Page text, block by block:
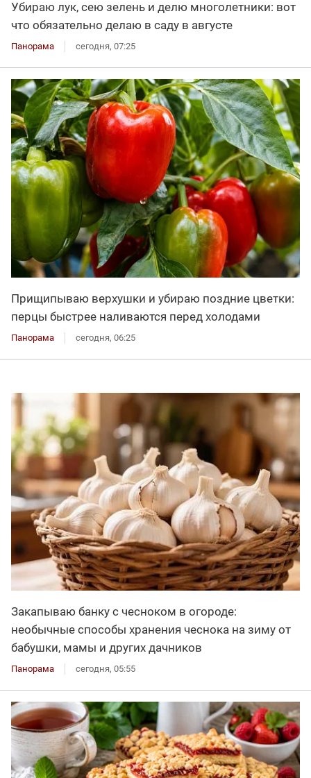
Убираю лук, сею зелень и делю многолетники: вот
что обязательно делаю в саду в августе
Панорама сегодня, 07:25
Прищипываю верхушки и убираю поздние цветки:
перцы быстрее наливаются перед холодами
Панорама сегодня, 06:25
Закапываю банку с чесноком в огороде:
необычные способы хранения чеснока на зиму от
бабушки, мамы и других дачников
Панорама сегодня, 05:55